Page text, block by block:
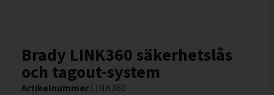
Brady LINK360 säkerhetslås
och tagout-system
Artikelnummer LINK360